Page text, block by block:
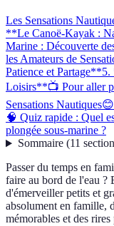
Les Sensations
**Le Canoë-Kayak :
Marine : Découverte
les Amateurs de
Patience et Partage**5.
Loisirs**📺 Pour aller
Sensations Nautiques
🧠 Quiz rapide : Quel
plongée sous-marine ?
Sommaire(11
Passer du temps en
faire au bord de l'eau ?
d'émerveiller petits et
absolument en famille,
mémorables et des rires